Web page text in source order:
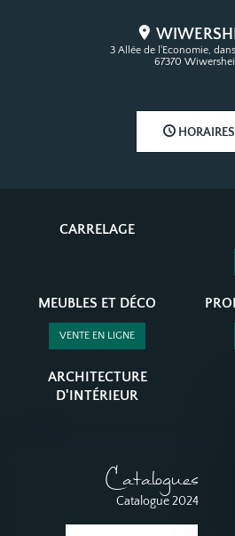
3 Allée de l'Economie,
67370
HORAIRES
CARRELAGE
MEUBLES ET DÉCO
VENTE EN LIGNE
ARCHITECTURE
D'INTÉRIEUR
Catalogues
Catalogue 2024